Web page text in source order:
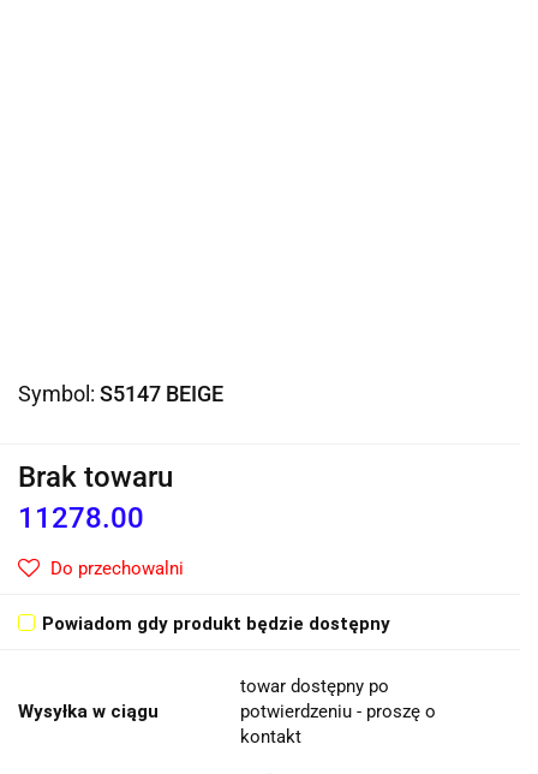
Symbol: S5147 BEIGE
Brak towaru
11278.00
Do przechowalni
Powiadom gdy produkt będzie dostępny
Wysyłka w ciągu
towar dostępny po
potwierdzeniu - proszę o
kontakt